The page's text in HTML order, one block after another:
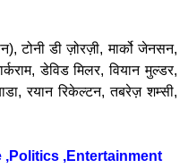
टोनी डी ज़ोरज़ी, मार्को जेनसन,
डेविड मिलर, वियान मुल्डर,
रयान रिकेल्टन, तबरेज़ शम्सी,
,Politics ,Entertainment